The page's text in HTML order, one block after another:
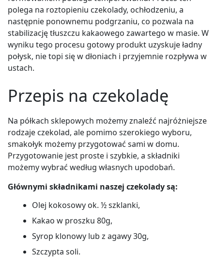
polega na roztopieniu czekolady, ochłodzeniu, a
następnie ponownemu podgrzaniu, co pozwala na
stabilizację tłuszczu kakaowego zawartego w masie. W
wyniku tego procesu gotowy produkt uzyskuje ładny
połysk, nie topi się w dłoniach i przyjemnie rozpływa w
ustach.
Przepis na czekoladę
Na półkach sklepowych możemy znaleźć najróżniejsze
rodzaje czekolad, ale pomimo szerokiego wyboru,
smakołyk możemy przygotować sami w domu.
Przygotowanie jest proste i szybkie, a składniki
możemy wybrać według własnych upodobań.
Głównymi składnikami naszej czekolady są:
Olej kokosowy ok. ½ szklanki,
Kakao w proszku 80g,
Syrop klonowy lub z agawy 30g,
Szczypta soli.